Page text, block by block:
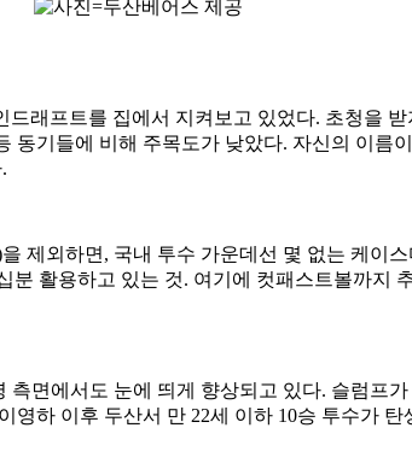
래프트를 집에서 지켜보고 있었다. 초청을
기들에 비해 주목도가 낮았다. 자신의 이름
제외하면, 국내 투수 가운데선 몇 없는 케이
활용하고 있는 것. 여기에 컷패스트볼까지
면에서도 눈에 띄게 향상되고 있다. 슬럼프
하 이후 두산서 만 22세 이하 10승 투수가